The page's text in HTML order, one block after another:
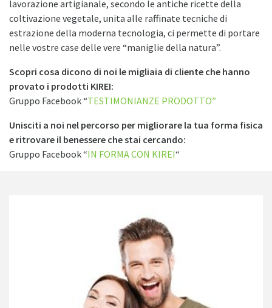
lavorazione artigianale, secondo le antiche ricette della
coltivazione vegetale, unita alle raffinate tecniche di
estrazione della moderna tecnologia, ci permette di portare
nelle vostre case delle vere “maniglie della natura”.
Scopri cosa dicono di noi le migliaia di cliente che hanno
provato i prodotti KIREI:
Gruppo Facebook “TESTIMONIANZE PRODOTTO”
Unisciti a noi nel percorso per migliorare la tua forma fisica
e ritrovare il benessere che stai cercando:
Gruppo Facebook “IN FORMA CON KIREI“